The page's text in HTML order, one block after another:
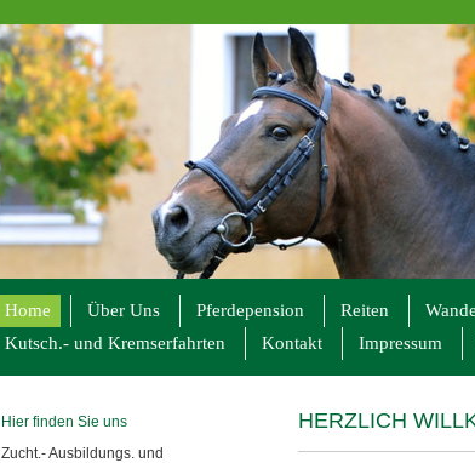
Home Über Uns Pferdepension Reiten
Kutsch.- und Kremserfahrten
Kontakt Impressum
Hier finden Sie uns
Zucht.- Ausbildungs. und
HERZLICH